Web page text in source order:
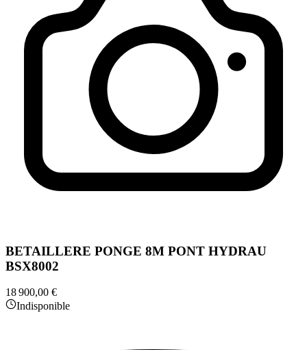
BETAILLERE PONGE 8M PONT HYDRAU
BSX8002
18 900,00 €
Indisponible